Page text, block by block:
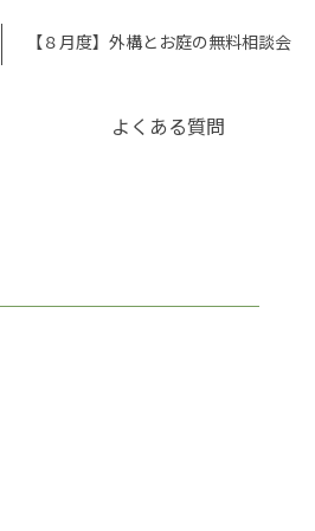
【８月度】外構とお庭の無料相談会
よくある質問